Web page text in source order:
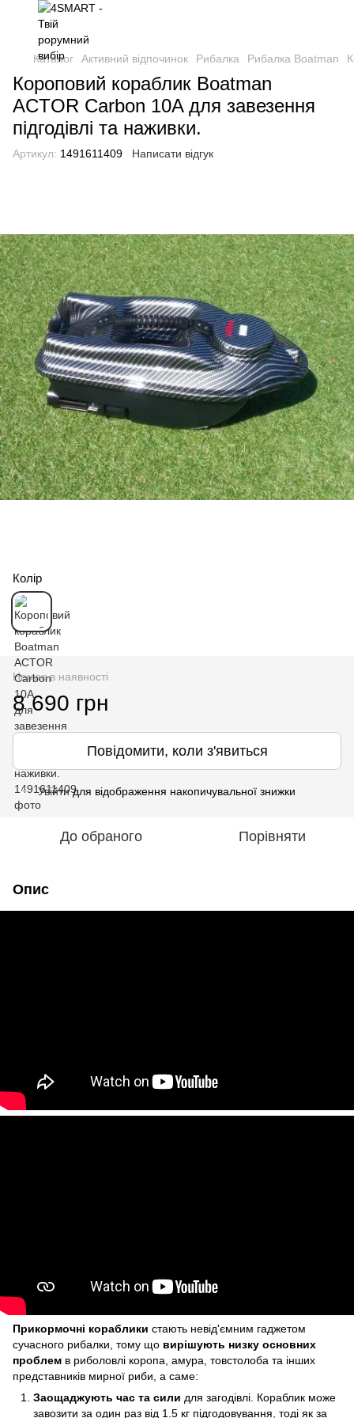
Каталог Активний відпочинок Рибалка Рибалка Boatman
Короповий кораблик Boatman
ACTOR Carbon 10A для завезення
підгодівлі та наживки.
Артикул: 1491611409 Написати відгук
Колір
Немає в наявності
8 690 грн
Повідомити, коли з'явиться
% Увійтидля відображення накопичувальної знижки
До обраного Порівняти
Опис
Прикормочні кораблики стають невід'ємним гаджетом
сучасного рибалки, тому що вирішують низку основних
проблем в риболовлі коропа, амура, товстолоба та інших
представників мирної риби, а саме:
Заощаджують час та сили для загодівлі. Кораблик може
завозити за один раз від 1.5 кг підгодовування, тоді як за